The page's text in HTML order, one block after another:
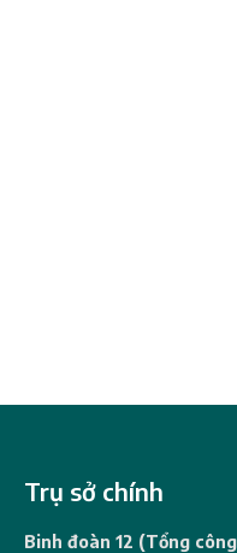
Trụ sở chính
Binh đoàn 12 (Tổng